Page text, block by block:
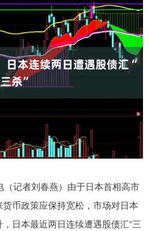
记者刘春燕）由于日本首相高市
币政策应保持宽松，市场对日本
日本最近两日连续遭遇股债汇“三